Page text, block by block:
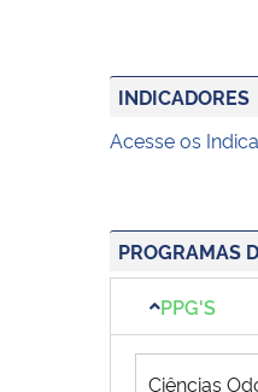
INDICADORES
Acesse os
PROGRAMAS
PPG'S
Ciências